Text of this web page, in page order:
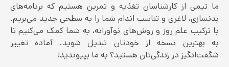
ما تیمی از کارشناسان تغذیه و تمرین هستیم که برنامه‌های
بدنسازی، لاغری و تناسب اندام شما را به سطحی جدید می‌بریم.
با ترکیب علم روز و روش‌های نوآورانه، به شما کمک می‌کنیم تا
به بهترین نسخه از خودتان تبدیل شوید. آماده تغییر
شگفت‌انگیز در زندگی‌تان هستید؟ به ما بپیوندید!